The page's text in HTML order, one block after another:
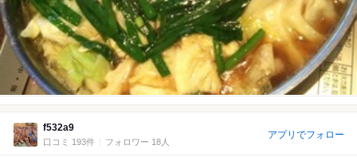
f532a9
口コミ 193件 フォロワー 18人
アプリでフォロー